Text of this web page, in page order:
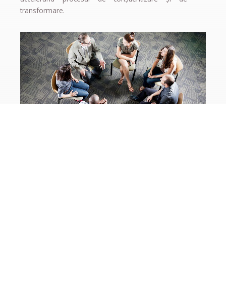
transformare.